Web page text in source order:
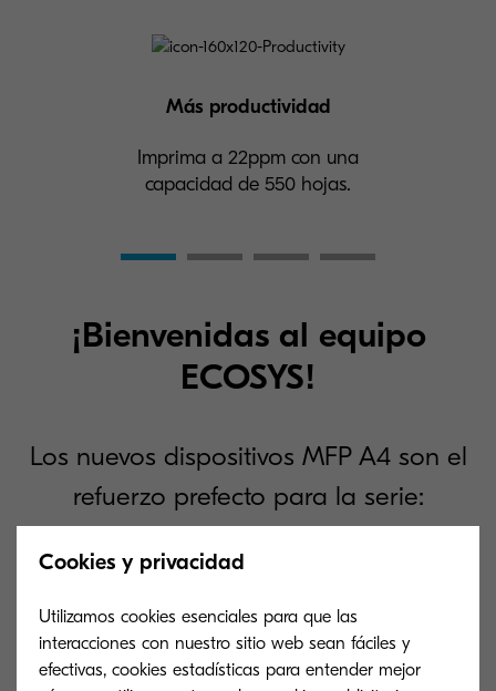
Más productividad
Imprima a 22ppm con una
capacidad de 550 hojas.
¡Bienvenidas al equipo
ECOSYS!
Los nuevos dispositivos MFP A4 son el
refuerzo prefecto para la serie:
ECOSYS MA2100cwfx
Un equipo multifunción intuitivo,
económico y de calidad con inalámbrico.
Un equipo
económico y
Cookies y privacidad
Utilizamos cookies esenciales para que las
interacciones con nuestro sitio web sean fáciles y
efectivas, cookies estadísticas para entender mejor